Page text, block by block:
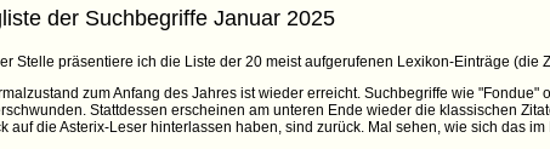
der Suchbegriffe Januar 2025
Stelle präsentiere ich die Liste der 20 meist aufgerufenen Lexikon-Einträge
zum Anfang des Jahres ist wieder erreicht. Suchbegriffe wie
Stattdessen erscheinen am unteren Ende wieder die klassischen
auf die Asterix-Leser hinterlassen haben, sind zurück. Mal sehen, wie sich das